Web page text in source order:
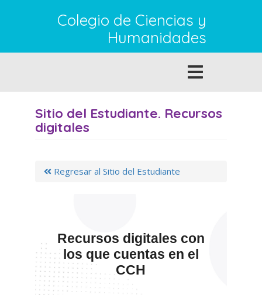
Colegio de Ciencias y
Humanidades
Toggle
navigation
Sitio del Estudiante. Recursos
digitales
Regresar al Sitio del Estudiante
Recursos digitales con
los que cuentas en el
CCH